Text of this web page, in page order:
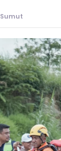
Sumut